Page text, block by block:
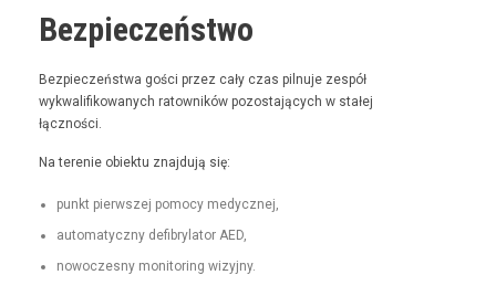
Bezpieczeństwo
Bez­pieczeńst­wa goś­ci przez cały czas pil­nu­je zespół
wyk­wal­i­fikowanych ratown­ików pozosta­ją­cych w stałej
łączności.
Na tere­nie obiek­tu zna­j­du­ją się:
punkt pier­wszej pomo­cy medycznej,
automaty­czny defi­bry­la­tor AED,
nowoczes­ny mon­i­tor­ing wizyjny.